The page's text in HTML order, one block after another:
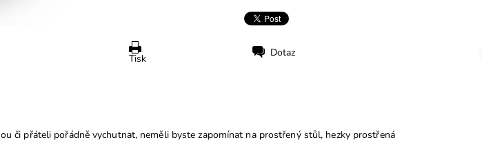
Tisk
Dotaz
či přáteli pořádně vychutnat, neměli byste zapomínat na prostřený stůl, hezky prostřená